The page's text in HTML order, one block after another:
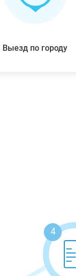
Выезд по городу
4